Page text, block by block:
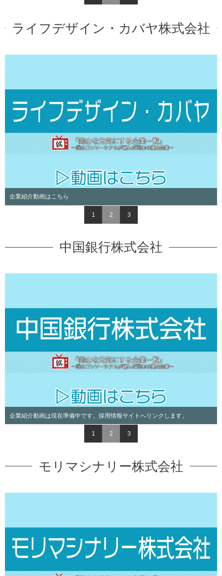
ライフデザイン・カバヤ株式会社
動画はこちら
1 2 3
中国銀行株式会社
動画は現在準備中です。採用情報サイトへリンクします。
1 2 3
モリマシナリー株式会社